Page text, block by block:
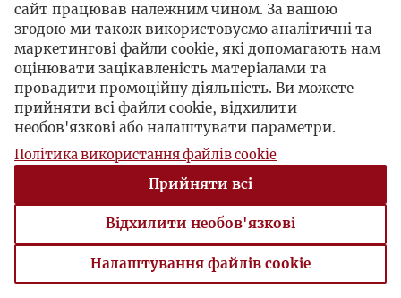
сайт працював належним чином. За вашою
згодою ми також використовуємо аналітичні та
маркетингові файли cookie, які допомагають нам
оцінювати зацікавленість матеріалами та
провадити промоційну діяльність. Ви можете
прийняти всі файли cookie, відхилити
необов'язкові або налаштувати параметри.
Політика використання файлів cookie
Прийняти всі
Відхилити необов'язкові
Налаштування файлів cookie
Налаштування файлів cookie